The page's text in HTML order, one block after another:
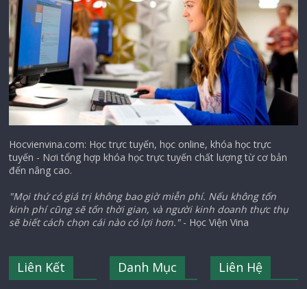
Hocvienvina.com: Học trực tuyến, học online, khóa học trực
tuyến - Nơi tổng hợp khóa học trực tuyến chất lượng từ cơ bản
đến nâng cao.
"Mọi thứ có giá trị không bao giờ miễn phí. Nếu không tốn
kinh phí cũng sẽ tốn thời gian, và người kinh doanh thực thụ
sẽ biết cách chọn cái nào có lợi hơn."- Học Viện Vina
Liên Kết Danh Mục Liên Hệ